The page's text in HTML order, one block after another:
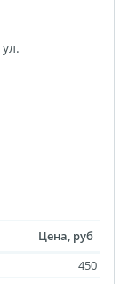
ул.
Цена, руб
450